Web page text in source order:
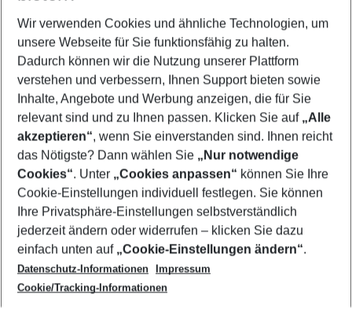
2 Erwachsene Keine Kinder
Mehr Filter anzeigen
Footer
Footer navigation
Über uns
AGB
Cookie-Einstellungen ändern
Cookie-Richtlinie
Datenschutz
Service & Hilfe
Barrierefreies Reisen
Check-in
Folgen Sie uns
Wir verwenden Cookies und ähnliche Technologien, um
unsere Webseite für Sie funktionsfähig zu halten.
Dadurch können wir die Nutzung unserer Plattform
verstehen und verbessern, Ihnen Support bieten sowie
Inhalte, Angebote und Werbung anzeigen, die für Sie
relevant sind und zu Ihnen passen. Klicken Sie auf „Alle
akzeptieren“, wenn Sie einverstanden sind. Ihnen reicht
das Nötigste? Dann wählen Sie „Nur notwendige
Cookies“. Unter „Cookies anpassen“ können Sie Ihre
Cookie-Einstellungen individuell festlegen. Sie können
Ihre Privatsphäre-Einstellungen selbstverständlich
jederzeit ändern oder widerrufen – klicken Sie dazu
einfach unten auf „Cookie-Einstellungen ändern“.
Datenschutz-Informationen
Impressum
Cookie/Tracking-Informationen